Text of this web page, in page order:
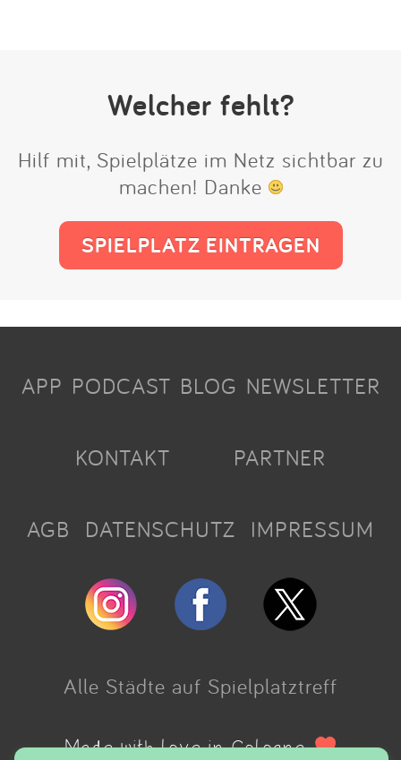
Welcher fehlt?
Hilf mit, Spielplätze im Netz sichtbar zu
machen! Danke
SPIELPLATZ EINTRAGEN
APP PODCAST BLOG NEWSLETTER
KONTAKT PARTNER
AGB DATENSCHUTZ IMPRESSUM
Alle Städte auf Spielplatztreff
Made with love in Cologne.